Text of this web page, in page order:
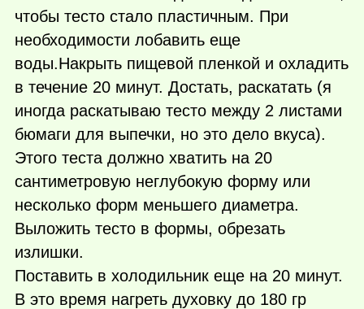
чтобы тесто стало пластичным. При
необходимости лобавить еще
воды.Накрыть пищевой пленкой и охладить
в течение 20 минут. Достать, раскатать (я
иногда раскатываю тесто между 2 листами
бюмаги для выпечки, но это дело вкуса).
Этого теста должно хватить на 20
сантиметровую неглубокую форму или
несколько форм меньшего диаметра.
Выложить тесто в формы, обрезать
излишки.
Поставить в холодильник еще на 20 минут.
В это время нагреть духовку до 180 гр